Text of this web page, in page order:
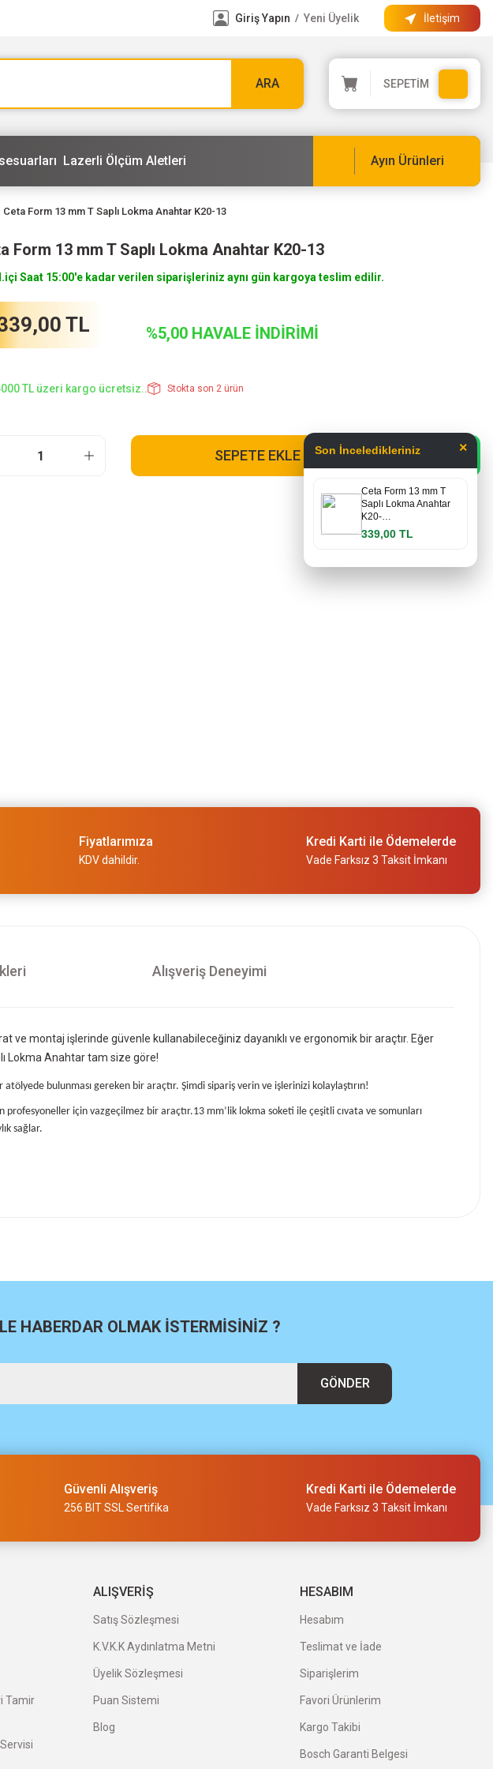
Giriş Yapın / Yeni Üyelik İletişim
ARA SEPETİM
Lazerli Ölçüm Aletleri Ayın Ürünleri
Ceta Form 13 mm T Saplı Lokma Anahtar K20-13
Form 13 mm T Saplı Lokma Anahtar K20-13
Saat 15:00'e kadar verilen siparişleriniz aynı gün kargoya teslim edilir.
TL %5,00 HAVALE İNDİRİMİ
TL üzeri kargo ücretsiz.. Stokta son 2 ürün
SEPETE EKLE
Fiyatlarımıza
KDV dahildir.
Kredi Karti ile Ödemelerde
Vade Farksız 3 Taksit İmkanı
Alışveriş Deneyimi
montaj işlerinde güvenle kullanabileceğiniz dayanıklı ve ergonomik bir araçtır. Eğer
Lokma Anahtar tam size göre!
bulunması gereken bir araçtır. Şimdi sipariş verin ve işlerinizi kolaylaştırın!
için vazgeçilmez bir araçtır.13 mm’lik lokma soketi ile çeşitli cıvata ve somunları
sağlar.
HABERDAR OLMAK İSTERMİSİNİZ ?
GÖNDER
Güvenli Alışveriş
256 BIT SSL Sertifika
Kredi Karti ile Ödemelerde
Vade Farksız 3 Taksit İmkanı
Tamir
ALIŞVERİŞ
Satış Sözleşmesi
K.V.K.K Aydınlatma Metni
Üyelik Sözleşmesi
Puan Sistemi
Blog
HESABIM
Hesabım
Teslimat ve İade
Siparişlerim
Favori Ürünlerim
Kargo Takibi
Bosch Garanti Belgesi
Son İnceledikleriniz ×
Ceta Form 13 mm T
Saplı Lokma Anahtar
K20-…
339,00 TL